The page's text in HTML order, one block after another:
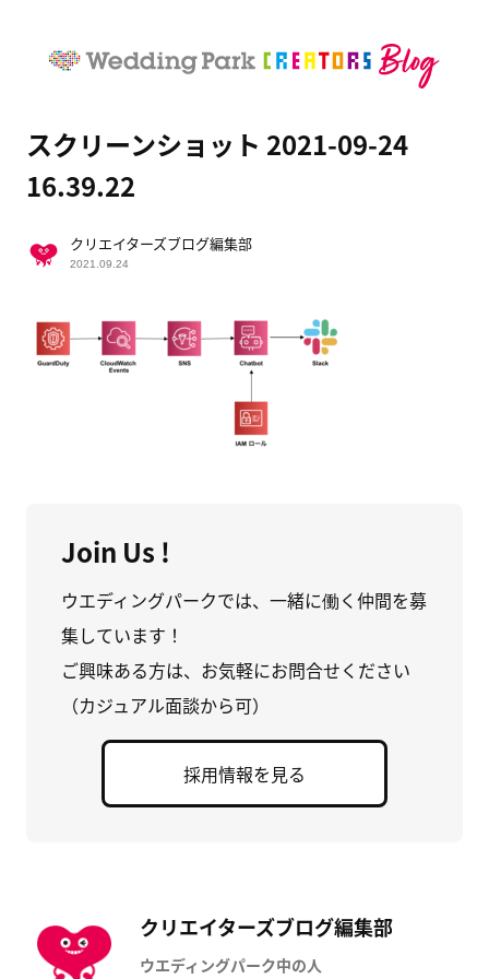
スクリーンショット 2021-09-24
16.39.22
クリエイターズブログ編集部
2021.09.24
Join Us !
ウエディングパークでは、一緒に働く仲間を募
集しています！
ご興味ある方は、お気軽にお問合せください
（カジュアル面談から可）
採用情報を見る
クリエイターズブログ編集部
ウエディングパーク中の人